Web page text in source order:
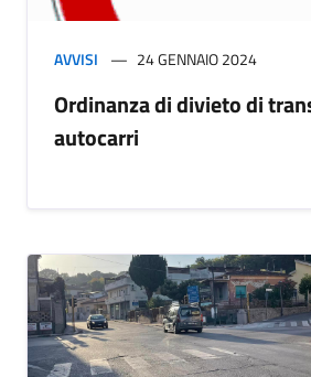
AVVISI 24 GENNAIO 2024
Ordinanza di divieto di
autocarri